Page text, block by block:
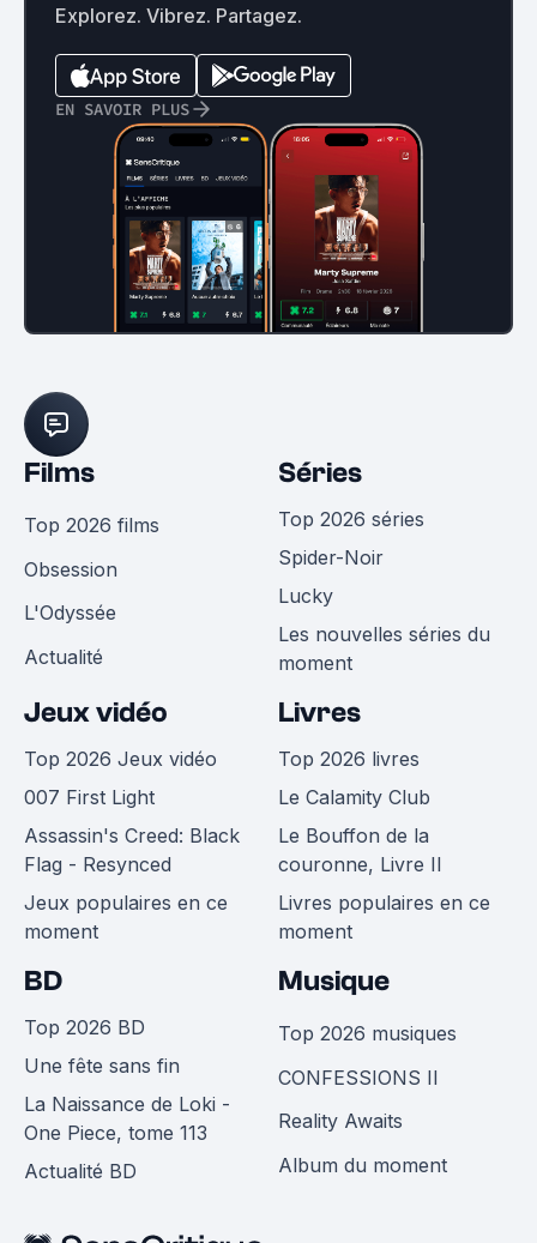
Explorez. Vibrez. Partagez.
EN SAVOIR PLUS
Films
Top 2026 films
Obsession
L'Odyssée
Actualité
Séries
Top 2026 séries
Spider-Noir
Lucky
Les nouvelles séries du
moment
Jeux vidéo
Top 2026 Jeux vidéo
007 First Light
Assassin's Creed: Black
Flag - Resynced
Jeux populaires en ce
moment
Livres
Top 2026 livres
Le Calamity Club
Le Bouffon de la
couronne, Livre II
Livres populaires en ce
moment
BD
Top 2026 BD
Une fête sans fin
La Naissance de Loki -
One Piece, tome 113
Actualité BD
Musique
Top 2026 musiques
CONFESSIONS II
Reality Awaits
Album du moment